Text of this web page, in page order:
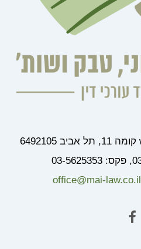
office@mai-law.co.il